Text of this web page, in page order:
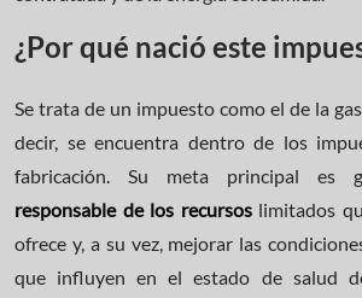
¿Por qué nació este
Se trata de un impuesto como el de la
decir, se encuentra dentro de los
fabricación. Su meta principal es
responsable de los recursoslimitados
ofrece y, a su vez, mejorar las
que influyen en el estado de salud